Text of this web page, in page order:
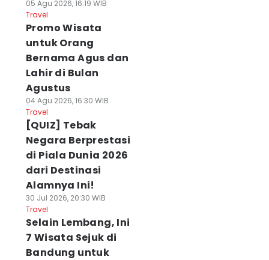
05 Agu 2026, 16:19 WIB
Travel
Promo Wisata
untuk Orang
Bernama Agus dan
Lahir di Bulan
Agustus
04 Agu 2026, 16:30 WIB
Travel
[QUIZ] Tebak
Negara Berprestasi
di Piala Dunia 2026
dari Destinasi
Alamnya Ini!
30 Jul 2026, 20:30 WIB
Travel
Selain Lembang, Ini
7 Wisata Sejuk di
Bandung untuk